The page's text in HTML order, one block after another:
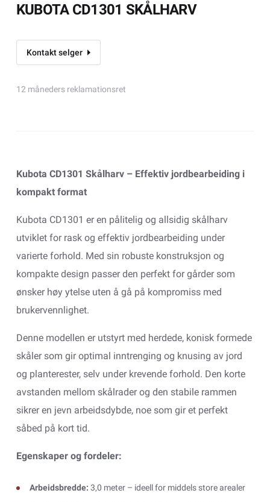
KUBOTA CD1301 SKÅLHARV
Kontakt selger
12 måneders reklamationsret
Kubota CD1301 Skålharv – Effektiv jordbearbeiding i
kompakt format
Kubota CD1301 er en pålitelig og allsidig skålharv
utviklet for rask og effektiv jordbearbeiding under
varierte forhold. Med sin robuste konstruksjon og
kompakte design passer den perfekt for gårder som
ønsker høy ytelse uten å gå på kompromiss med
brukervennlighet.
Denne modellen er utstyrt med herdede, konisk formede
skåler som gir optimal inntrenging og knusing av jord
og planterester, selv under krevende forhold. Den korte
avstanden mellom skålrader og den stabile rammen
sikrer en jevn arbeidsdybde, noe som gir et perfekt
såbed på kort tid.
Egenskaper og fordeler:
Arbeidsbredde: 3,0 meter – ideell for middels store arealer